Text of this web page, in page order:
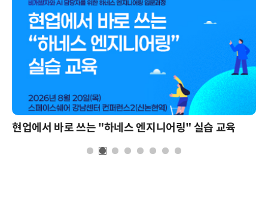
현업에서 바로 쓰는 "하네스 엔지니어링" 실습 교육